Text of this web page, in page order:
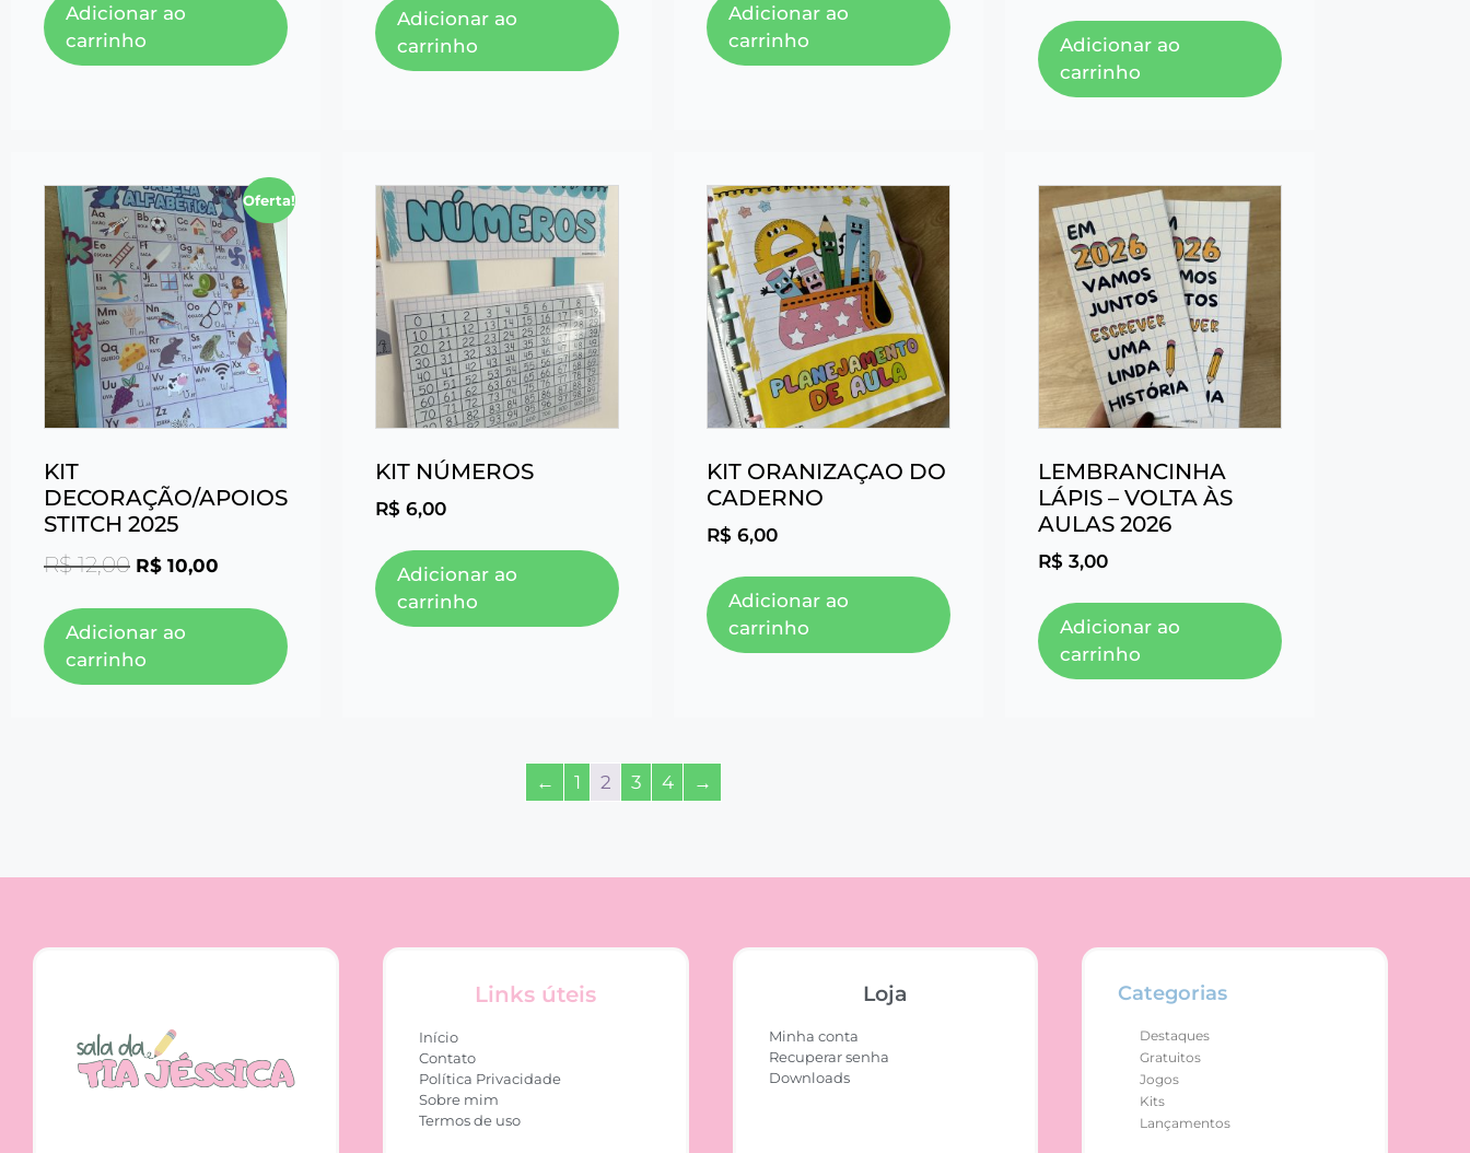
Adicionar ao
carrinho
Adicionar ao
carrinho
Adicionar ao
carrinho
Adicionar ao
carrinho
Oferta!
KIT
DECORAÇÃO/APOIOS
STITCH 2025
R$12,00 R$ 10,00
Adicionar ao
carrinho
KIT NÚMEROS
R$ 6,00
Adicionar ao
carrinho
KIT ORANIZAÇAO DO
CADERNO
R$ 6,00
Adicionar ao
carrinho
LEMBRANCINHA
LÁPIS – VOLTA ÀS
AULAS 2026
R$ 3,00
Adicionar ao
carrinho
← 1 2 3 4 →
Links úteis
Início
Contato
Política Privacidade
Sobre mim
Termos de uso
Loja
Minha conta
Recuperar senha
Downloads
Categorias
Destaques
Gratuitos
Jogos
Kits
Lançamentos